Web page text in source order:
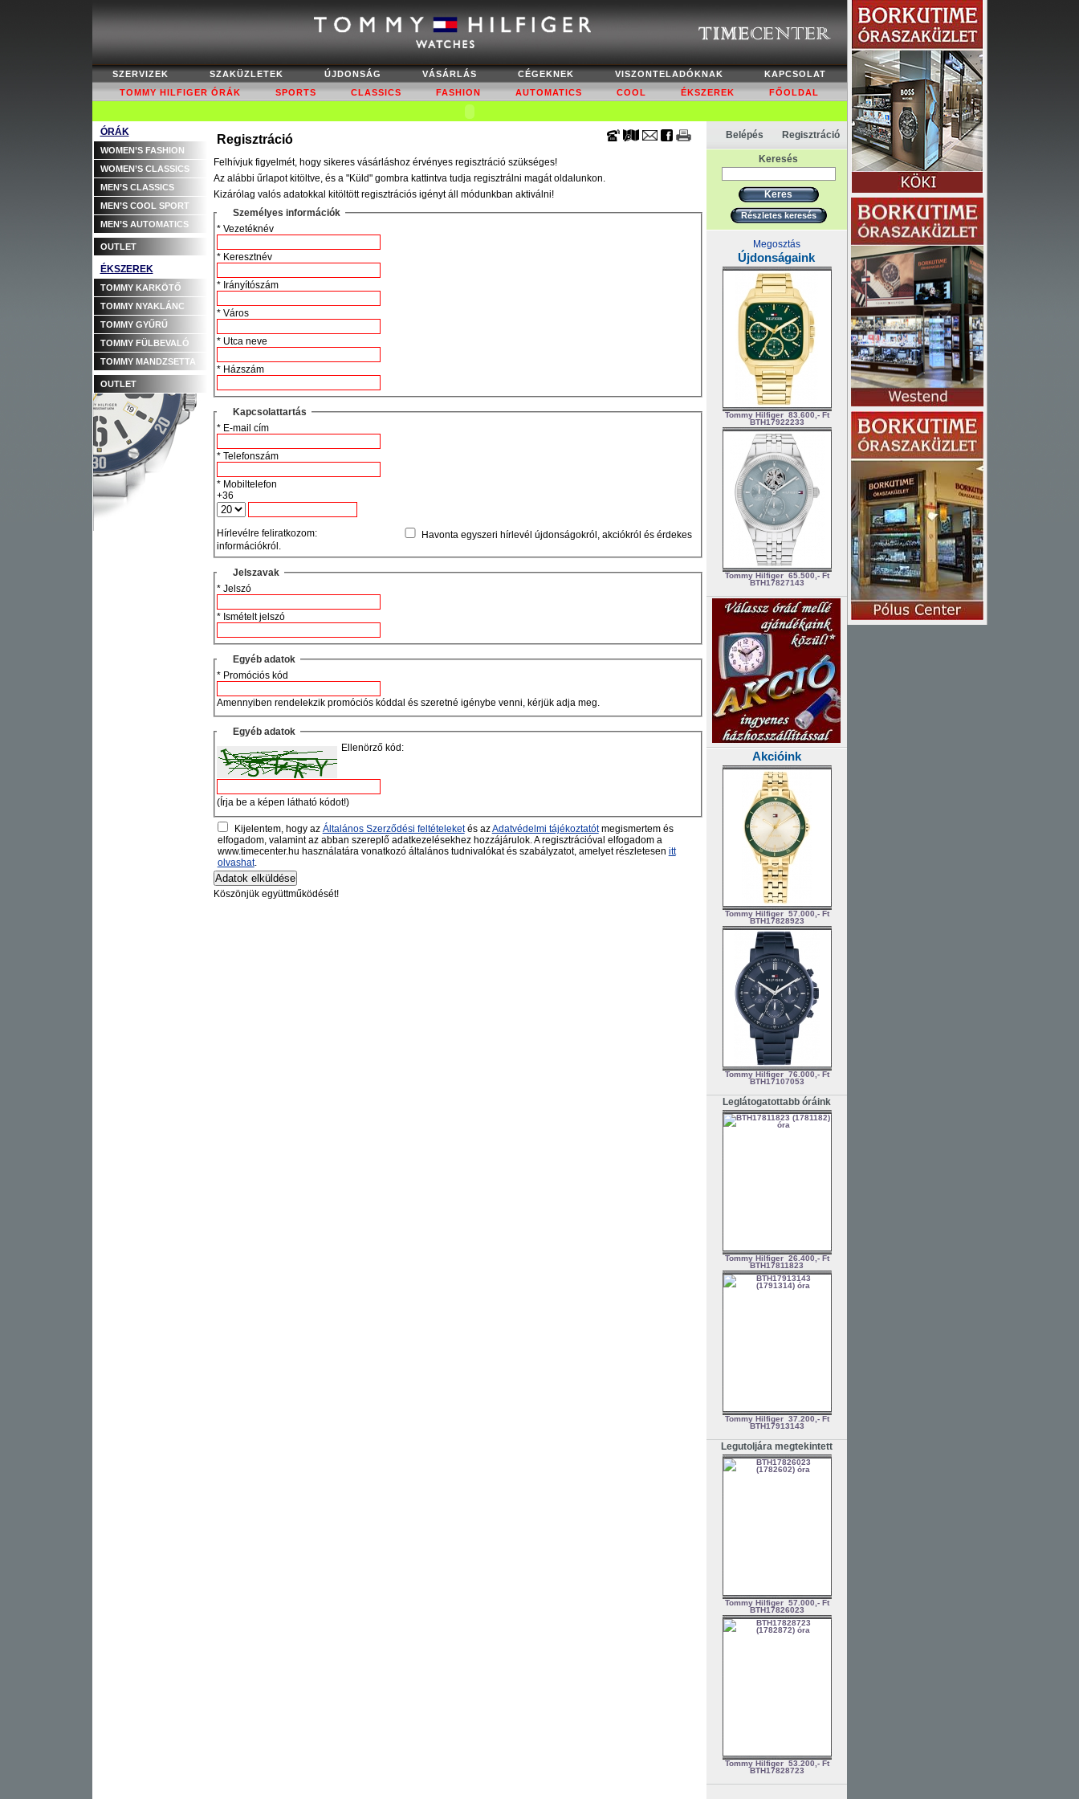
SZERVIZEK SZAKÜZLETEK ÚJDONSÁG VÁSÁRLÁS CÉGEKNEK VISZONTELADÓKNAK
KAPCSOLAT
TOMMY HILFIGER ÓRÁK
SPORTS CLASSICS FASHION AUTOMATICS COOL ÉKSZEREK FŐOLDAL
ÓRÁK
WOMEN’S FASHION
WOMEN’S CLASSICS
MEN’S CLASSICS
MEN’S COOL SPORT
MEN’S AUTOMATICS
OUTLET
ÉKSZEREK
TOMMY KARKÖTŐ
TOMMY NYAKLÁNC
TOMMY GYŰRŰ
TOMMY FÜLBEVALÓ
TOMMY MANDZSETTA
OUTLET
Regisztráció
Felhívjuk figyelmét, hogy sikeres vásárláshoz érvényes regisztráció szükséges!
Az alábbi űrlapot kitöltve, és a "Küld" gombra kattintva tudja regisztrálni magát oldalunkon.
Kizárólag valós adatokkal kitöltött regisztrációs igényt áll módunkban aktiválni!
Személyes információk
* Vezetéknév
* Keresztnév
* Irányítószám
* Város
* Utca neve
* Házszám
Kapcsolattartás
* E-mail cím
* Telefonszám
* Mobiltelefon
+36
Hírlevélre feliratkozom:
Havonta egyszeri hírlevél újdonságokról, akciókról és érdekes
információkról.
Jelszavak
* Jelszó
* Ismételt jelszó
Egyéb adatok
* Promóciós kód
Amennyiben rendelekzik promóciós kóddal és szeretné igénybe venni, kérjük adja meg.
Egyéb adatok
Ellenörző kód:
(Írja be a képen látható kódot!)
Kijelentem, hogy az Általános Szerződési feltételeketés azAdatvédelmi tájékoztatótmegismertem és
elfogadom, valamint az abban szereplő adatkezelésekhez hozzájárulok. A regisztrációval elfogadom a
www.timecenter.hu használatára vonatkozó általános tudnivalókat és szabályzatot, amelyet részletesen itt
olvashat.
Köszönjük együttműködését!
Belépés Regisztráció
Keresés
Részletes keresés
Megosztás
Újdonságaink
Tommy Hilfiger 83.600,- Ft
BTH17922233
Tommy Hilfiger 65.500,- Ft
BTH17827143
Akcióink
Tommy Hilfiger 57.000,- Ft
BTH17828923
Tommy Hilfiger 76.000,- Ft
BTH17107053
Leglátogatottabb óráink
Tommy Hilfiger 26.400,- Ft
BTH17811823
Tommy Hilfiger 37.200,- Ft
BTH17913143
Legutoljára megtekintett
Tommy Hilfiger 57.000,- Ft
BTH17826023
Tommy Hilfiger 53.200,- Ft
BTH17828723